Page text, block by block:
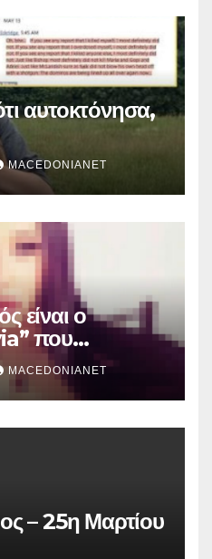
αυτοκτόνησα,
MACEDONIANET
είναι ο
που
τον θάνατο της
MACEDONIANET
– 25η Μαρτίου